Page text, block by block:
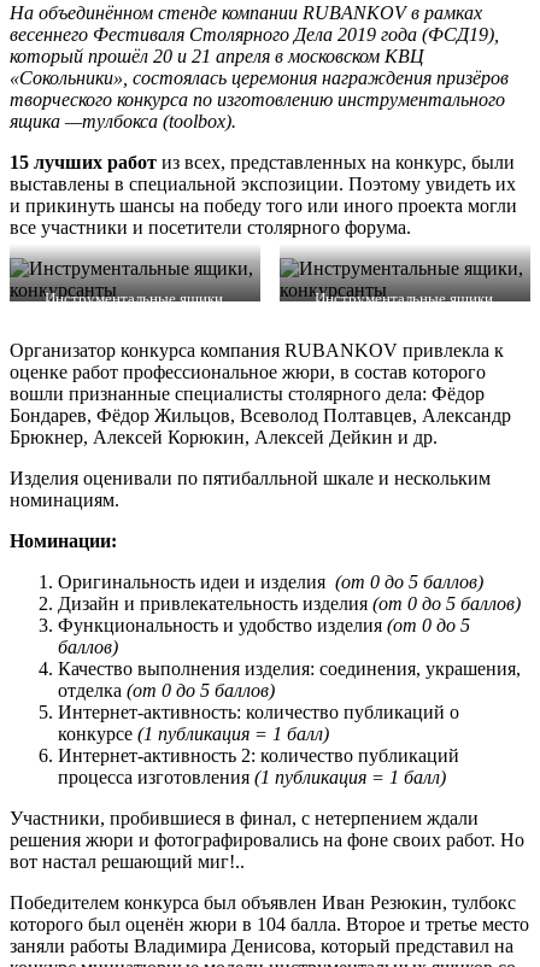
На объединённом стенде компании RUBANKOV в рамках
весеннего Фестиваля Столярного Дела 2019 года (ФСД19),
который прошёл 20 и 21 апреля в московском КВЦ
«Сокольники», состоялась церемония награждения призёров
творческого конкурса по изготовлению инструментального
ящика —тулбокса (toolbox).
15 лучших работ из всех, представленных на конкурс, были
выставлены в специальной экспозиции. Поэтому увидеть их
и прикинуть шансы на победу того или иного проекта могли
все участники и посетители столярного форума.
Инструментальные ящики,
Инструментальные ящики,
Организатор конкурса компания RUBANKOV привлекла к
оценке работ профессиональное жюри, в состав которого
вошли признанные специалисты столярного дела: Фёдор
Бондарев, Фёдор Жильцов, Всеволод Полтавцев, Александр
Брюкнер, Алексей Корюкин, Алексей Дейкин и др.
Изделия оценивали по пятибалльной шкале и нескольким
номинациям.
Номинации:
Оригинальность идеи и изделия (от 0 до 5 баллов)
Дизайн и привлекательность изделия (от 0 до 5 баллов)
Функциональность и удобство изделия (от 0 до 5
баллов)
Качество выполнения изделия: соединения, украшения,
отделка (от 0 до 5 баллов)
Интернет-активность: количество публикаций о
конкурсе (1 публикация = 1 балл)
Интернет-активность 2: количество публикаций
процесса изготовления (1 публикация = 1 балл)
Участники, пробившиеся в финал, с нетерпением ждали
решения жюри и фотографировались на фоне своих работ. Но
вот настал решающий миг!..
Победителем конкурса был объявлен Иван Резюкин, тулбокс
которого был оценён жюри в 104 балла. Второе и третье место
заняли работы Владимира Денисова, который представил на